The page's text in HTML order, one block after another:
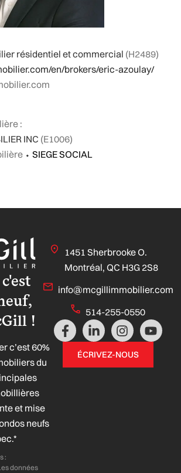
résidentiel et commercial (H2489)
en/brokers/eric-azoulay/
:
INC (E1006)
⬩ SIEGE SOCIAL
!
c’est 60%
du
et mise
neufs
:
données
1451 Sherbrooke O.
Montréal, QC H3G 2S8
info@mcgillimmobilier.com
514-255-0550
F
a
L
i
n
k
I
n
s
t
Y
o
ÉCRIVEZ-NOUS